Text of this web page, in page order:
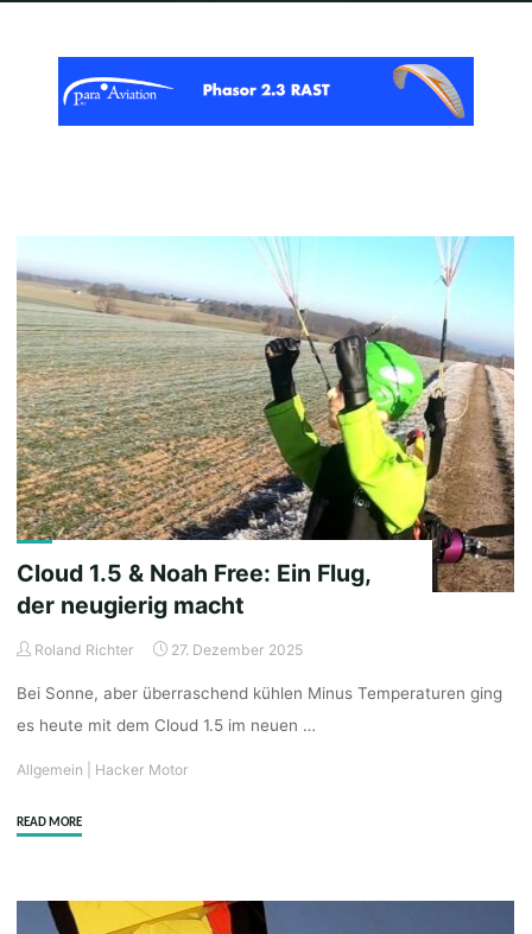
Cloud 1.5 & Noah Free: Ein Flug,
der neugierig macht
Roland Richter 27. Dezember 2025
Bei Sonne, aber überraschend kühlen Minus Temperaturen ging
es heute mit dem Cloud 1.5 im neuen …
Allgemein Hacker Motor
READ MORE"Cloud
Noah